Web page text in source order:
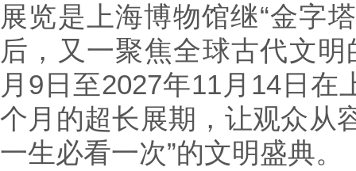
展览是上海博物馆继“金字
后，又一聚焦全球古代文
月9日至2027年11月14日
个月的超长展期，让观众从
一生必看一次”的文明盛典。